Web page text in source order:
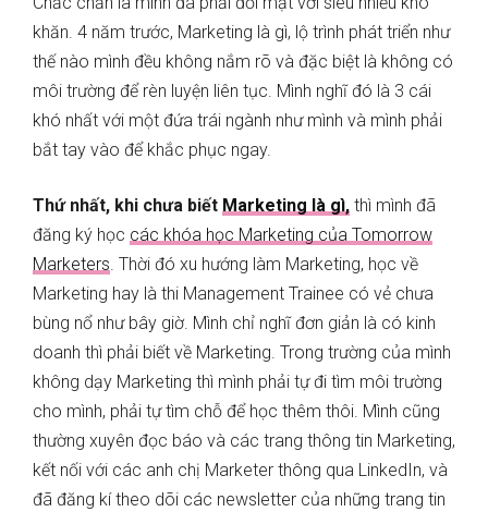
khăn. 4 năm trước, Marketing là gì, lộ trình phát triển như
thế nào mình đều không nắm rõ và đặc biệt là không có
môi trường để rèn luyện liên tục. Mình nghĩ đó là 3 cái
khó nhất với một đứa trái ngành như mình và mình phải
bắt tay vào để khắc phục ngay.
Thứ nhất, khi chưa biết Marketing là gì, thì mình đã
đăng ký học các khóa học Marketing của Tomorrow
Marketers. Thời đó xu hướng làm Marketing, học về
Marketing hay là thi Management Trainee có vẻ chưa
bùng nổ như bây giờ. Mình chỉ nghĩ đơn giản là có kinh
doanh thì phải biết về Marketing. Trong trường của mình
không dạy Marketing thì mình phải tự đi tìm môi trường
cho mình, phải tự tìm chỗ để học thêm thôi. Mình cũng
thường xuyên đọc báo và các trang thông tin Marketing,
kết nối với các anh chị Marketer thông qua LinkedIn, và
đã đăng kí theo dõi các newsletter của những trang tin